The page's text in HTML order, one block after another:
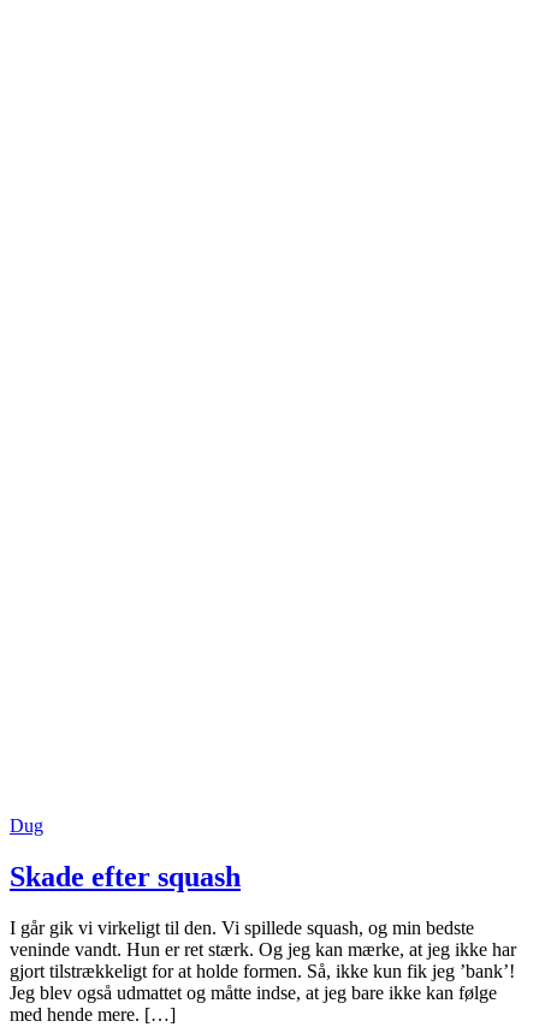
Dug
Skade efter squash
I går gik vi virkeligt til den. Vi spillede squash, og min bedste
veninde vandt. Hun er ret stærk. Og jeg kan mærke, at jeg ikke har
gjort tilstrækkeligt for at holde formen. Så, ikke kun fik jeg ’bank’!
Jeg blev også udmattet og måtte indse, at jeg bare ikke kan følge
med hende mere. […]